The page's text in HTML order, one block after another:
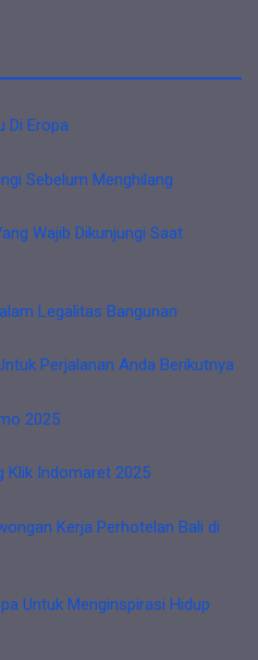
Di Eropa
Sebelum Menghilang
Wajib Dikunjungi Saat
Legalitas Bangunan
Perjalanan Anda Berikutnya
2025
Klik Indomaret 2025
Kerja Perhotelan Bali di
Untuk Menginspirasi Hidup